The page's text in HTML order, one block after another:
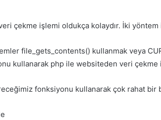
çekme işlemi oldukça kolaydır. İki
file_gets_contents() kullanmak veya
kullanarak php ile websiteden veri
fonksiyonu kullanarak çok rahat